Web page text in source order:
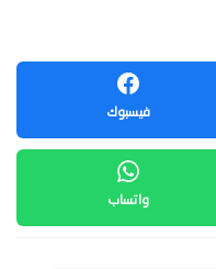
فيسبوك
واتساب